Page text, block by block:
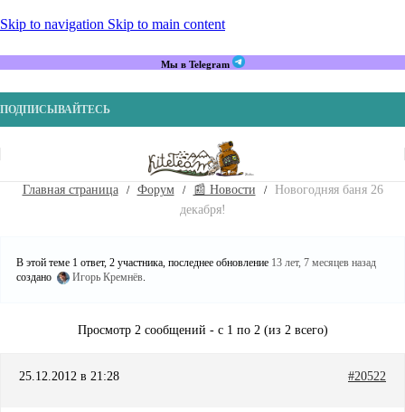
Skip to navigation Skip to main content
Мы в Telegram
ПОДПИСЫВАЙТЕСЬ
Главная страница Форум 📰 Новости
Новогодняя баня 26
декабря!
В этой теме 1 ответ, 2 участника, последнее обновление 13 лет, 7 месяцев назад
создано
Игорь Кремнёв.
Просмотр 2 сообщений - с 1 по 2 (из 2 всего)
25.12.2012 в 21:28 #20522